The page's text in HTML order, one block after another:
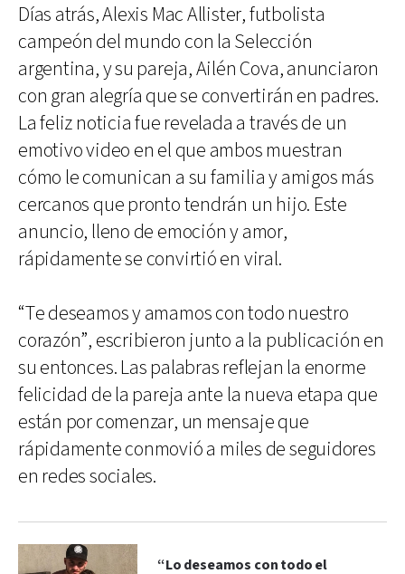
Días atrás, Alexis Mac Allister, futbolista
campeón del mundo con la Selección
argentina, y su pareja, Ailén Cova, anunciaron
con gran alegría que se convertirán en padres.
La feliz noticia fue revelada a través de un
emotivo video en el que ambos muestran
cómo le comunican a su familia y amigos más
cercanos que pronto tendrán un hijo. Este
anuncio, lleno de emoción y amor,
rápidamente se convirtió en viral.
“Te deseamos y amamos con todo nuestro
corazón”, escribieron junto a la publicación en
su entonces. Las palabras reflejan la enorme
felicidad de la pareja ante la nueva etapa que
están por comenzar, un mensaje que
rápidamente conmovió a miles de seguidores
en redes sociales.
“Lo deseamos con todo el